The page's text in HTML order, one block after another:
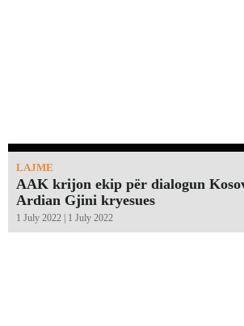
LAJME
AAK krijon ekip për dialogun
Ardian Gjini kryesues
1 July 2022 | 1 July 2022